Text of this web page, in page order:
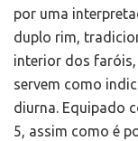
por uma
duplo rim,
interior dos
servem como
diurna. Equipado
5, assim como é